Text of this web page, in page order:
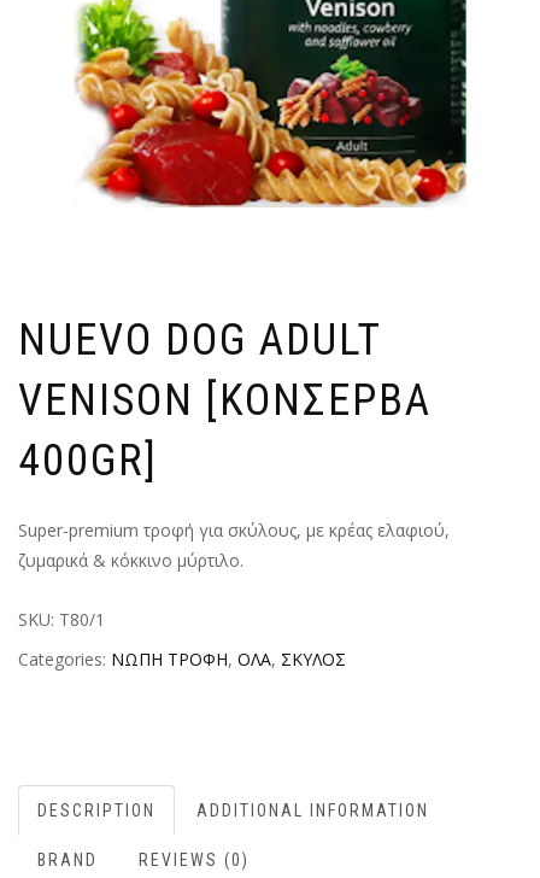
NUEVO DOG ADULT
VENISON [ΚΟΝΣΕΡΒΑ
400GR]
Super-premium τροφή για σκύλους, με κρέας ελαφιού,
ζυμαρικά & κόκκινο μύρτιλο.
SKU: T80/1
Categories: ΝΩΠΗ ΤΡΟΦΗ, ΟΛΑ, ΣΚΥΛΟΣ
DESCRIPTION ADDITIONAL INFORMATION
BRAND REVIEWS (0)